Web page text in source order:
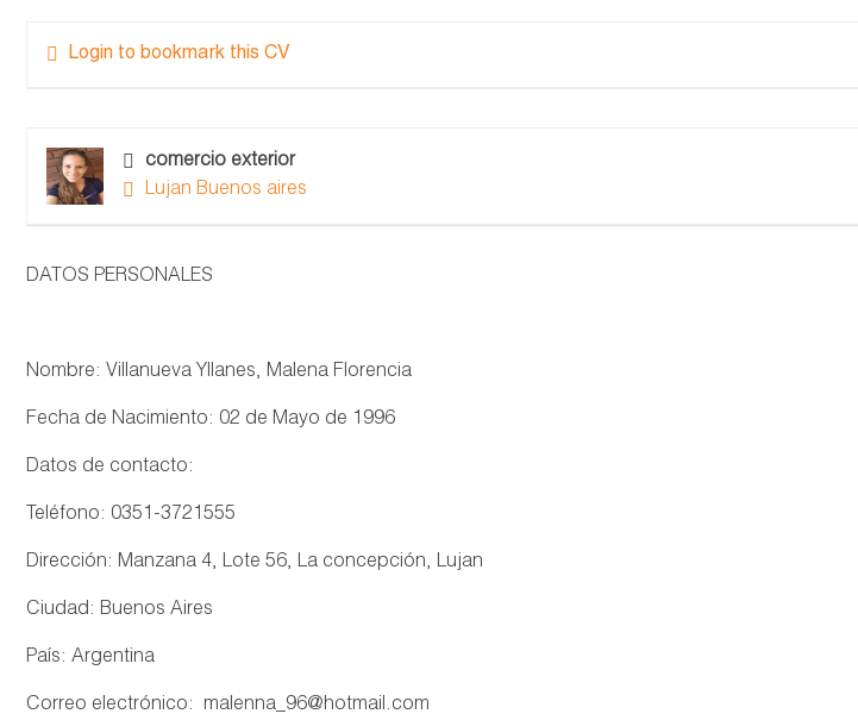
Login to bookmark this CV
comercio exterior
Lujan Buenos aires
DATOS PERSONALES
Nombre: Villanueva Yllanes, Malena Florencia
Fecha de Nacimiento: 02 de Mayo de 1996
Datos de contacto:
Teléfono: 0351-3721555
Dirección: Manzana 4, Lote 56, La concepción, Lujan
Ciudad: Buenos Aires
País: Argentina
Correo electrónico: malenna_96@hotmail.com